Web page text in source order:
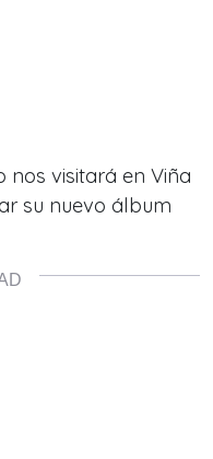
nos visitará en Viña
su nuevo álbum